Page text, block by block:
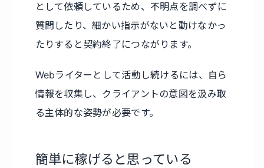
として依頼しているため、不明点を調べずに
質問したり、細かい指示がないと動けなかっ
たりすると契約終了につながります。
Webライターとして活動し続けるには、自ら
情報を収集し、クライアントの意図を汲み取
る主体的な姿勢が必要です。
簡単に稼げると思っている